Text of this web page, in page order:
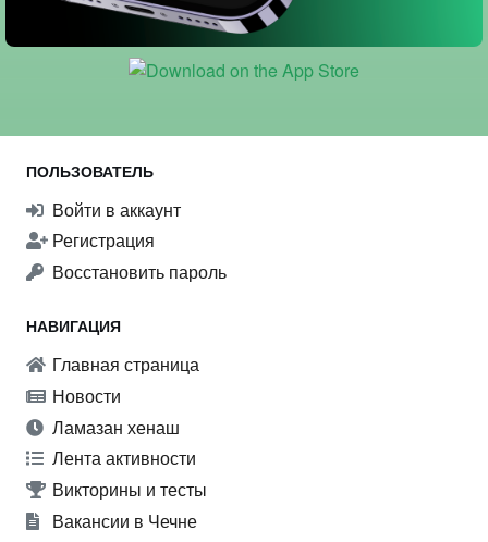
ПОЛЬЗОВАТЕЛЬ
Войти в аккаунт
Регистрация
Восстановить пароль
НАВИГАЦИЯ
Главная страница
Новости
Ламазан хенаш
Лента активности
Викторины и тесты
Вакансии в Чечне